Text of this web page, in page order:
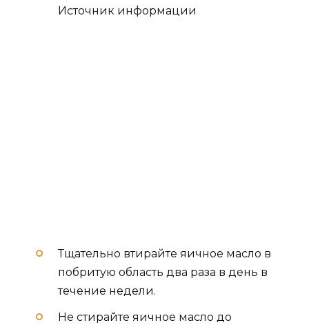
Источник информации
Тщательно втирайте яичное масло в
побритую область два раза в день в
течение недели.
Не стирайте яичное масло до